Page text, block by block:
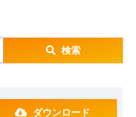
検索
ダウンロード